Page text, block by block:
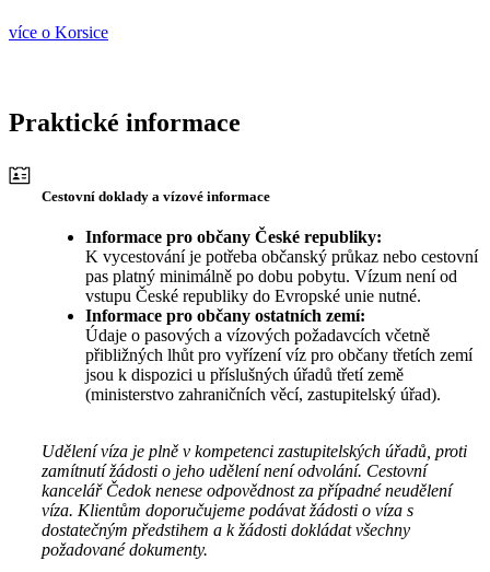
více o Korsice
Praktické informace
Cestovní doklady a vízové informace
Informace pro občany České republiky:
K vycestování je potřeba občanský průkaz nebo cestovní
pas platný minimálně po dobu pobytu. Vízum není od
vstupu České republiky do Evropské unie nutné.
Informace pro občany ostatních zemí:
Údaje o pasových a vízových požadavcích včetně
přibližných lhůt pro vyřízení víz pro občany třetích zemí
jsou k dispozici u příslušných úřadů třetí země
(ministerstvo zahraničních věcí, zastupitelský úřad).
Udělení víza je plně v kompetenci zastupitelských úřadů, proti
zamítnutí žádosti o jeho udělení není odvolání. Cestovní
kancelář Čedok nenese odpovědnost za případné neudělení
víza. Klientům doporučujeme podávat žádosti o víza s
dostatečným předstihem a k žádosti dokládat všechny
požadované dokumenty.